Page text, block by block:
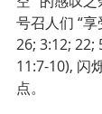
号召人们 “享
26; 3:12; 22;
11:7-10), 闪
点。